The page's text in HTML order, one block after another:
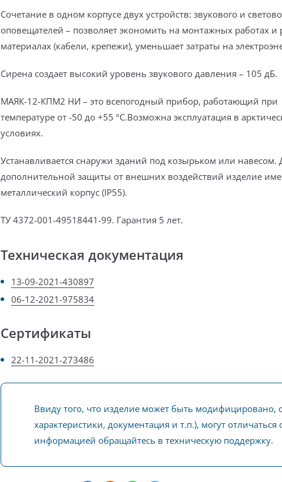
Сочетание в одном корпусе двух устройств: звукового и
оповещателей – позволяет экономить на монтажных работах и
материалах (кабели, крепежи), уменьшает затраты на
Сирена создает высокий уровень звукового давления – 105 дБ.
МАЯК-12-КПМ2 НИ – это всепогодный прибор, работающий при
температуре от -50 до +55 ºС.Возможна эксплуатация в
условиях.
Устанавливается снаружи зданий под козырьком или навесом.
дополнительной защиты от внешних воздействий изделие
металлический корпус (IP55).
ТУ 4372-001-49518441-99. Гарантия 5 лет.
Техническая документация
13-09-2021-430897
06-12-2021-975834
Сертификаты
22-11-2021-273486
Ввиду того, что изделие может быть модифицировано,
характеристики, документация и т.п.), могут
информацией обращайтесь в техническую поддержку.